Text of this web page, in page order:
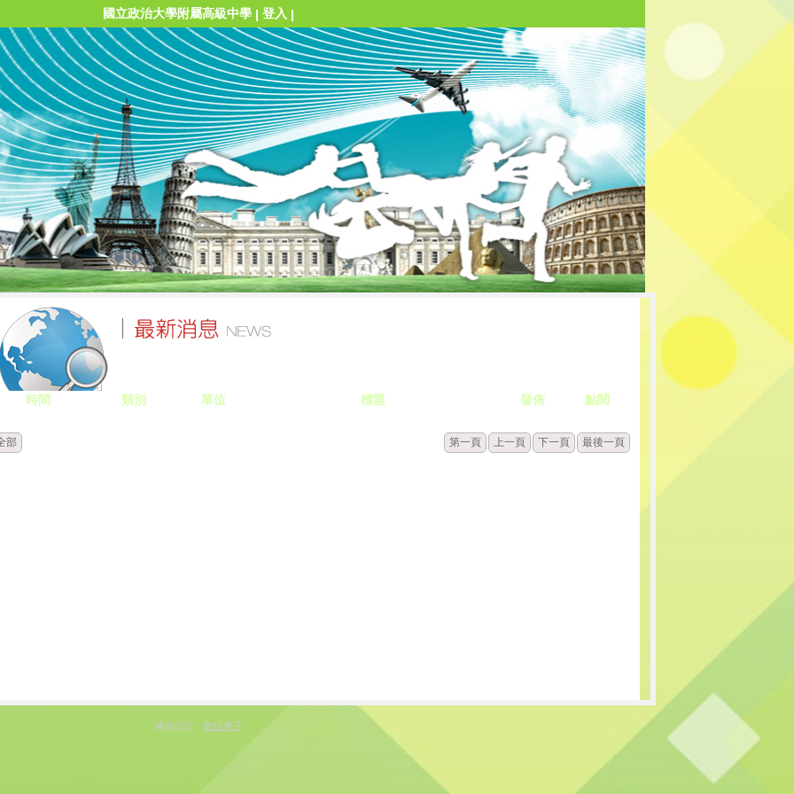
國立政治大學附屬高級中學 | 登入 |
時間 類別 單位 標題 發佈 點閱
部 第一頁 上一頁 下一頁 最後一頁
網頁設計： 數位果子